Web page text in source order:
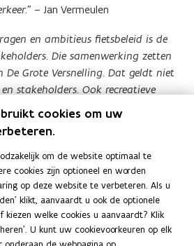
– Jan Vermeulen
en ambitieus fietsbeleid is de
Die samenwerking zetten
Grote Versnelling. Dat geldt niet
stakeholders. Ook recreatieve
fietsers groeien steeds meer
immers baat bij meer en
op onze Vlaamse wegen.”
De Grote Versnelling.
cookies om uw
om de website optimaal te
cookies zijn optioneel en worden
op deze website te verbeteren. Als u
klikt, aanvaardt u ook de optionele
kiezen welke cookies u aanvaardt? Klik
U kunt uw cookievoorkeuren op elk